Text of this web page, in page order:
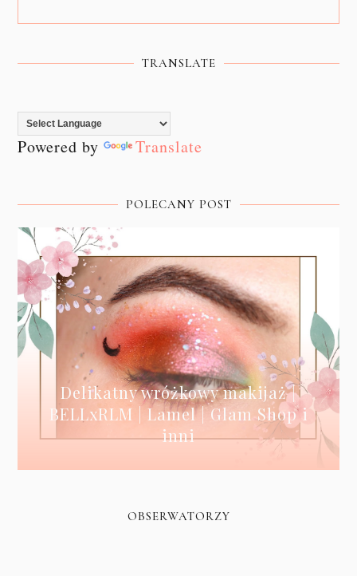
TRANSLATE
Powered by Translate
POLECANY POST
Delikatny wróżkowy makijaż |
BELLxRLM | Lamel | Glam Shop i
inni
OBSERWATORZY